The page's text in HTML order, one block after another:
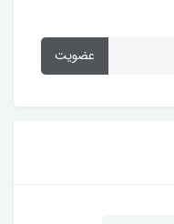
عضویت